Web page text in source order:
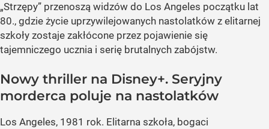
„Strzępy” przenoszą widzów do Los Angeles początku lat
80., gdzie życie uprzywilejowanych nastolatków z elitarnej
szkoły zostaje zakłócone przez pojawienie się
tajemniczego ucznia i serię brutalnych zabójstw.
Nowy thriller na Disney+. Seryjny
morderca poluje na nastolatków
Los Angeles, 1981 rok. Elitarna szkoła, bogaci